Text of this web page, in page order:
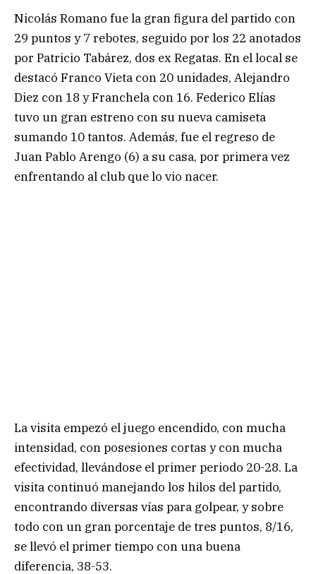
Nicolás Romano fue la gran figura del partido con
29 puntos y 7 rebotes, seguido por los 22 anotados
por Patricio Tabárez, dos ex Regatas. En el local se
destacó Franco Vieta con 20 unidades, Alejandro
Diez con 18 y Franchela con 16. Federico Elías
tuvo un gran estreno con su nueva camiseta
sumando 10 tantos. Además, fue el regreso de
Juan Pablo Arengo (6) a su casa, por primera vez
enfrentando al club que lo vio nacer.
La visita empezó el juego encendido, con mucha
intensidad, con posesiones cortas y con mucha
efectividad, llevándose el primer periodo 20-28. La
visita continuó manejando los hilos del partido,
encontrando diversas vías para golpear, y sobre
todo con un gran porcentaje de tres puntos, 8/16,
se llevó el primer tiempo con una buena
diferencia, 38-53.